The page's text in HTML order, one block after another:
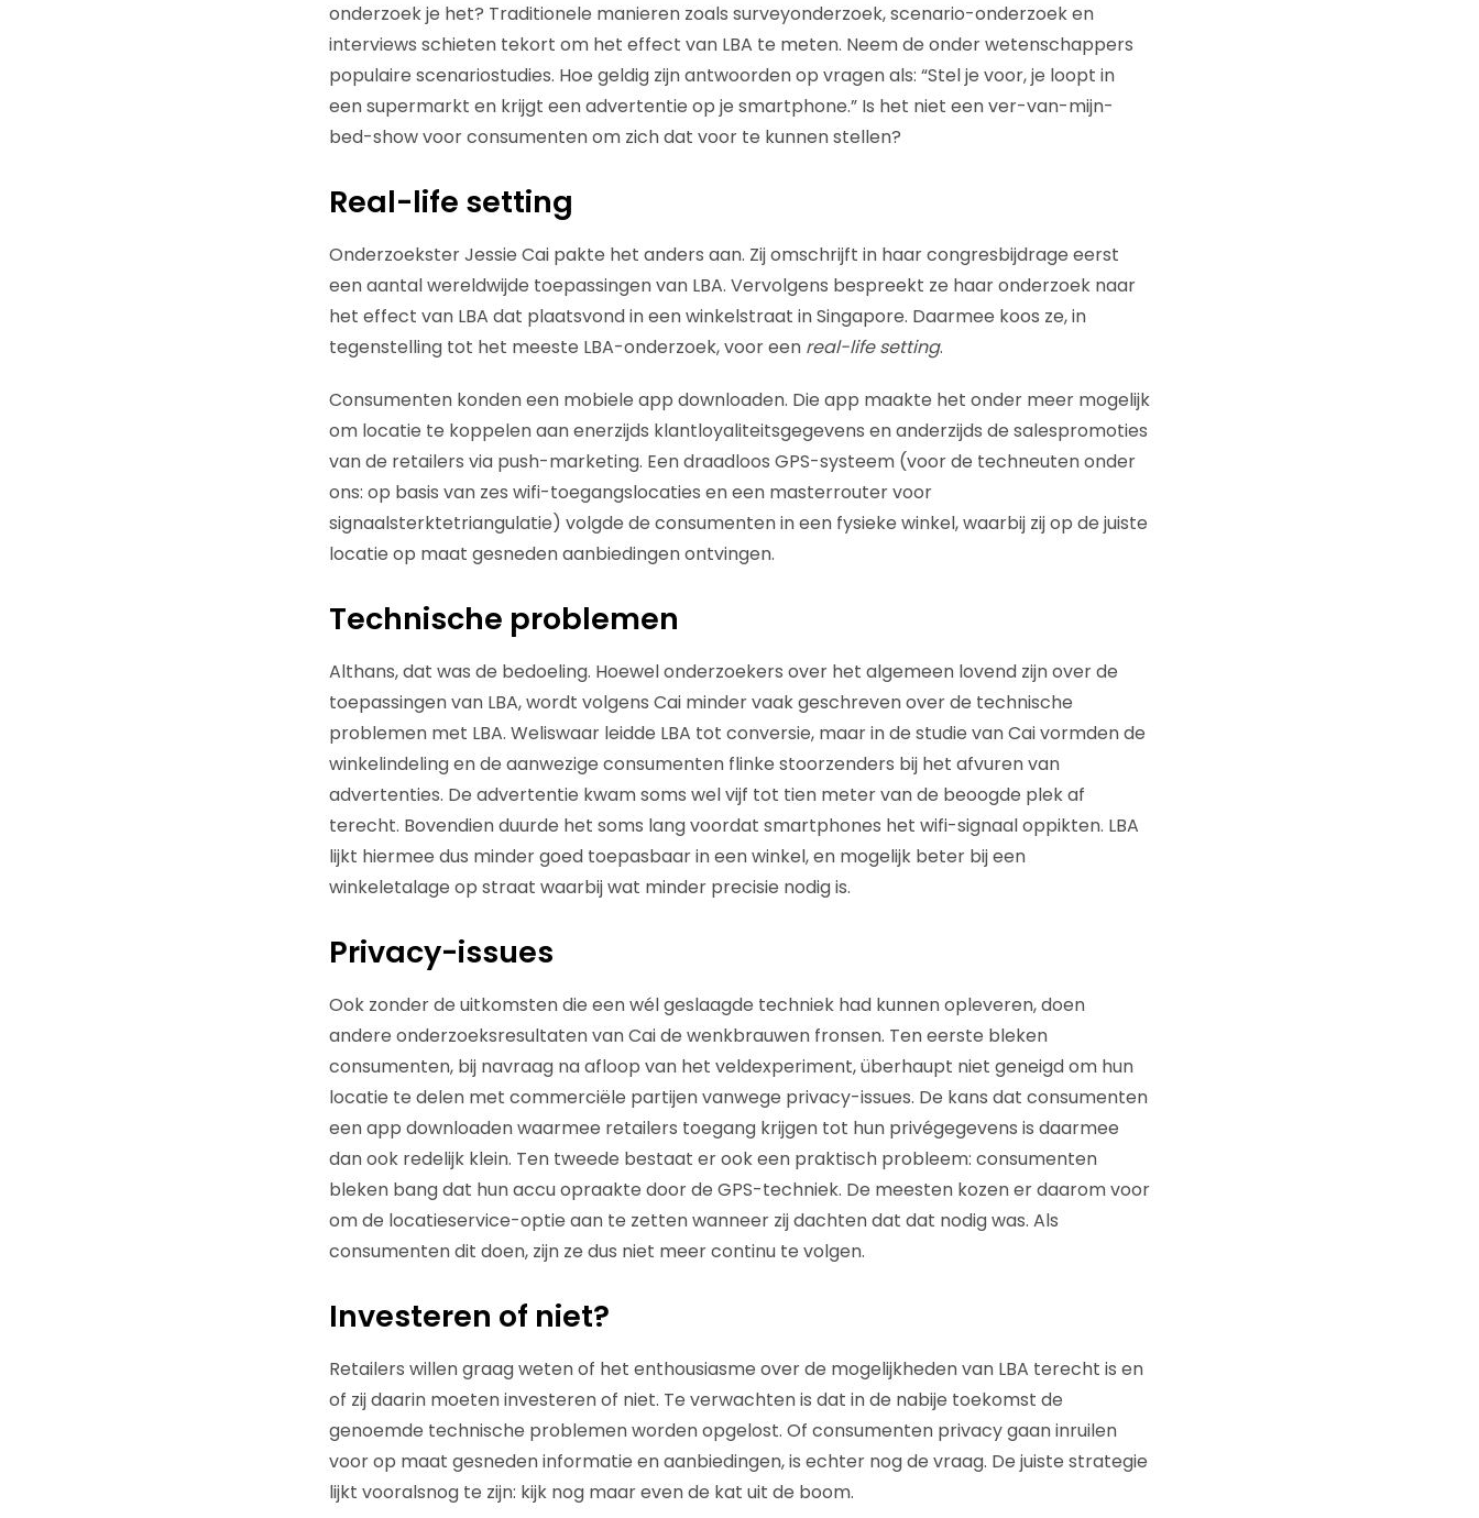
onderzoek je het? Traditionele manieren zoals surveyonderzoek, scenario-onderzoek en
interviews schieten tekort om het effect van LBA te meten. Neem de onder wetenschappers
populaire scenariostudies. Hoe geldig zijn antwoorden op vragen als: “Stel je voor, je loopt in
een supermarkt en krijgt een advertentie op je smartphone.” Is het niet een ver-van-mijn-
bed-show voor consumenten om zich dat voor te kunnen stellen?
Real-life setting
Onderzoekster Jessie Cai pakte het anders aan. Zij omschrijft in haar congresbijdrage eerst
een aantal wereldwijde toepassingen van LBA. Vervolgens bespreekt ze haar onderzoek naar
het effect van LBA dat plaatsvond in een winkelstraat in Singapore. Daarmee koos ze, in
tegenstelling tot het meeste LBA-onderzoek, voor een real-life setting.
Consumenten konden een mobiele app downloaden. Die app maakte het onder meer mogelijk
om locatie te koppelen aan enerzijds klantloyaliteitsgegevens en anderzijds de salespromoties
van de retailers via push-marketing. Een draadloos GPS-systeem (voor de techneuten onder
ons: op basis van zes wifi-toegangslocaties en een masterrouter voor
signaalsterktetriangulatie) volgde de consumenten in een fysieke winkel, waarbij zij op de juiste
locatie op maat gesneden aanbiedingen ontvingen.
Technische problemen
Althans, dat was de bedoeling. Hoewel onderzoekers over het algemeen lovend zijn over de
toepassingen van LBA, wordt volgens Cai minder vaak geschreven over de technische
problemen met LBA. Weliswaar leidde LBA tot conversie, maar in de studie van Cai vormden de
winkelindeling en de aanwezige consumenten flinke stoorzenders bij het afvuren van
advertenties. De advertentie kwam soms wel vijf tot tien meter van de beoogde plek af
terecht. Bovendien duurde het soms lang voordat smartphones het wifi-signaal oppikten. LBA
lijkt hiermee dus minder goed toepasbaar in een winkel, en mogelijk beter bij een
winkeletalage op straat waarbij wat minder precisie nodig is.
Privacy-issues
Ook zonder de uitkomsten die een wél geslaagde techniek had kunnen opleveren, doen
andere onderzoeksresultaten van Cai de wenkbrauwen fronsen. Ten eerste bleken
consumenten, bij navraag na afloop van het veldexperiment, überhaupt niet geneigd om hun
locatie te delen met commerciële partijen vanwege privacy-issues. De kans dat consumenten
een app downloaden waarmee retailers toegang krijgen tot hun privégegevens is daarmee
dan ook redelijk klein. Ten tweede bestaat er ook een praktisch probleem: consumenten
bleken bang dat hun accu opraakte door de GPS-techniek. De meesten kozen er daarom voor
om de locatieservice-optie aan te zetten wanneer zij dachten dat dat nodig was. Als
consumenten dit doen, zijn ze dus niet meer continu te volgen.
Investeren of niet?
Retailers willen graag weten of het enthousiasme over de mogelijkheden van LBA terecht is en
of zij daarin moeten investeren of niet. Te verwachten is dat in de nabije toekomst de
genoemde technische problemen worden opgelost. Of consumenten privacy gaan inruilen
voor op maat gesneden informatie en aanbiedingen, is echter nog de vraag. De juiste strategie
lijkt vooralsnog te zijn: kijk nog maar even de kat uit de boom.